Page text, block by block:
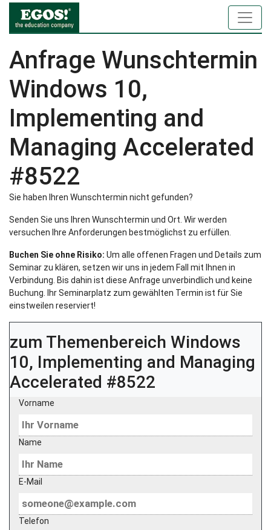
Anfrage Wunschtermin
Windows 10,
Implementing and
Managing Accelerated
#8522
Sie haben Ihren Wunschtermin nicht gefunden?
Senden Sie uns Ihren Wunschtermin und Ort. Wir werden
versuchen Ihre Anforderungen bestmöglichst zu erfüllen.
Buchen Sie ohne Risiko: Um alle offenen Fragen und Details zum
Seminar zu klären, setzen wir uns in jedem Fall mit Ihnen in
Verbindung. Bis dahin ist diese Anfrage unverbindlich und keine
Buchung. Ihr Seminarplatz zum gewählten Termin ist für Sie
einstweilen reserviert!
zum Themenbereich Windows
10, Implementing and Managing
Accelerated #8522
Vorname
Name
E-Mail
Telefon